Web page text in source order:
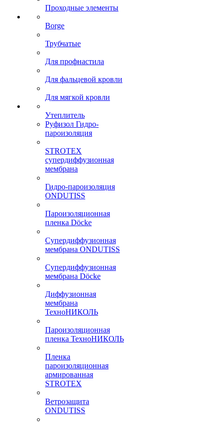
Проходные элементы
Borge
Трубчатые
Для профнастила
Для фальцевой кровли
Для мягкой кровли
Утеплитель
Руфизол Гидро-
пароизоляция
STROTEX
супердиффузионная
мембрана
Гидро-пароизоляция
ONDUTISS
Пароизоляционная
пленка Döcke
Супердиффузионная
мембрана ONDUTISS
Супердиффузионная
мембрана Döcke
Диффузионная
мембрана
ТехноНИКОЛЬ
Пароизоляционная
пленка ТехноНИКОЛЬ
Пленка
пароизоляционная
армированная
STROTEX
Ветрозащита
ONDUTISS